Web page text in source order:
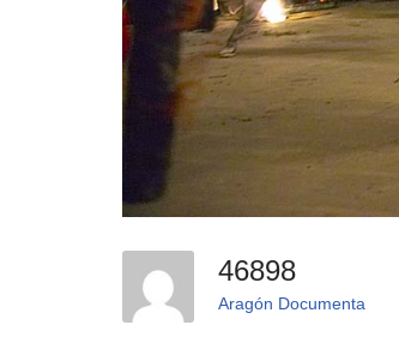
46898
Aragón Documenta